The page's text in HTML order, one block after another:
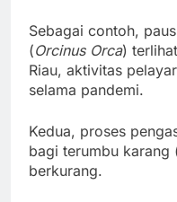
Sebagai contoh,
(Orcinus Orca)
Riau, aktivitas
selama pandemi.
Kedua, proses
bagi terumbu karang
berkurang.